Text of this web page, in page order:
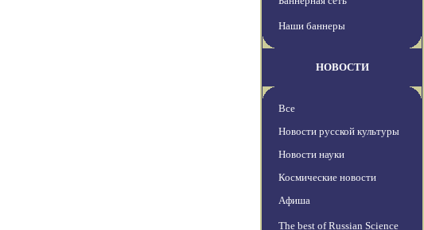
Наши баннеры
НОВОСТИ
Все
Новости русской культуры
Новости науки
Космические новости
Афиша
The best of Russian Science